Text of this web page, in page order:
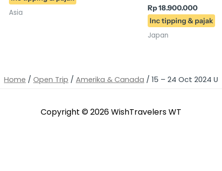
Asia Rp18.900.000
Japan
Home / Open Trip / Amerika & Canada / 15 – 24 Oct 2024
Copyright © 2026WishTravelers WT